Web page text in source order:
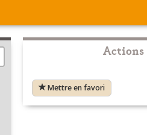
Actions
Mettre en favori